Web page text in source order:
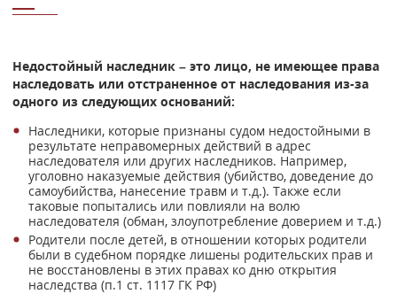
Недостойный наследник – это лицо, не имеющее права
наследовать или отстраненное от наследования из-за
одного из следующих оснований:
Наследники, которые признаны судом недостойными в
результате неправомерных действий в адрес
наследователя или других наследников. Например,
уголовно наказуемые действия (убийство, доведение до
самоубийства, нанесение травм и т.д.). Также если
таковые попытались или повлияли на волю
наследователя (обман, злоупотребление доверием и т.д.)
Родители после детей, в отношении которых родители
были в судебном порядке лишены родительских прав и
не восстановлены в этих правах ко дню открытия
наследства (п.1 ст. 1117 ГК РФ)